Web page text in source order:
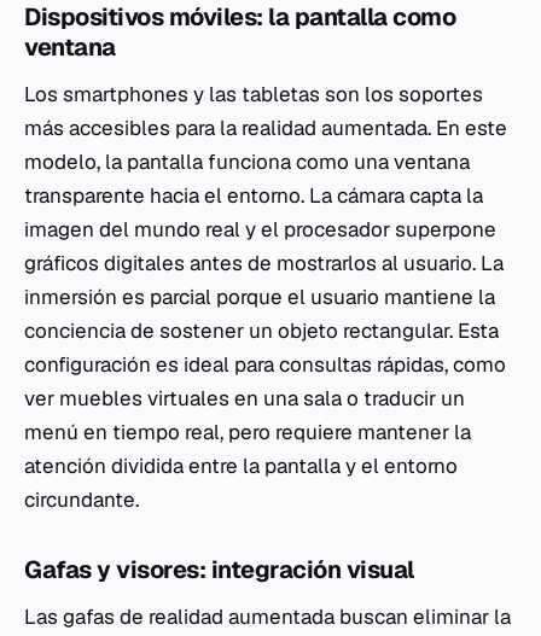
Dispositivos móviles: la pantalla como
ventana
Los smartphones y las tabletas son los soportes
más accesibles para la realidad aumentada. En este
modelo, la pantalla funciona como una ventana
transparente hacia el entorno. La cámara capta la
imagen del mundo real y el procesador superpone
gráficos digitales antes de mostrarlos al usuario. La
inmersión es parcial porque el usuario mantiene la
conciencia de sostener un objeto rectangular. Esta
configuración es ideal para consultas rápidas, como
ver muebles virtuales en una sala o traducir un
menú en tiempo real, pero requiere mantener la
atención dividida entre la pantalla y el entorno
circundante.
Gafas y visores: integración visual
Las gafas de realidad aumentada buscan eliminar la